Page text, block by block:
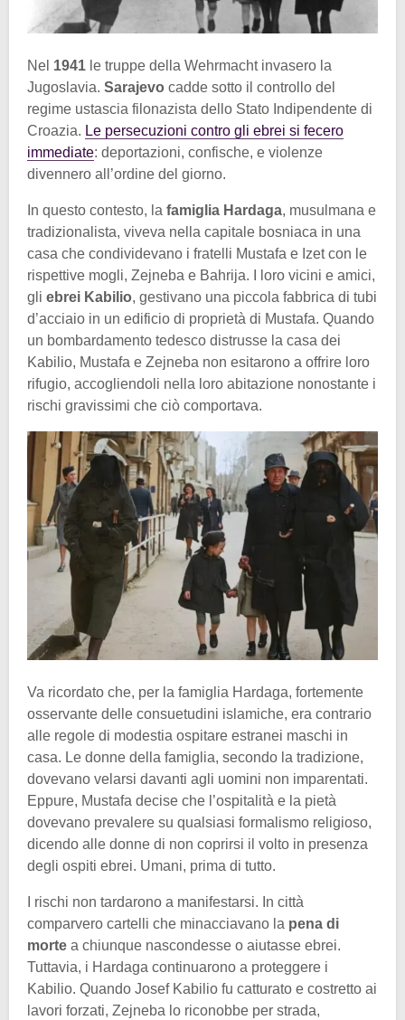
Nel 1941 le truppe della Wehrmacht invasero la
Jugoslavia. Sarajevo cadde sotto il controllo del
regime ustascia filonazista dello Stato Indipendente di
Croazia. Le persecuzioni contro gli ebrei si fecero
immediate: deportazioni, confische, e violenze
divennero all’ordine del giorno.
In questo contesto, la famiglia Hardaga, musulmana e
tradizionalista, viveva nella capitale bosniaca in una
casa che condividevano i fratelli Mustafa e Izet con le
rispettive mogli, Zejneba e Bahrija. I loro vicini e amici,
gli ebrei Kabilio, gestivano una piccola fabbrica di tubi
d’acciaio in un edificio di proprietà di Mustafa. Quando
un bombardamento tedesco distrusse la casa dei
Kabilio, Mustafa e Zejneba non esitarono a offrire loro
rifugio, accogliendoli nella loro abitazione nonostante i
rischi gravissimi che ciò comportava.
Va ricordato che, per la famiglia Hardaga, fortemente
osservante delle consuetudini islamiche, era contrario
alle regole di modestia ospitare estranei maschi in
casa. Le donne della famiglia, secondo la tradizione,
dovevano velarsi davanti agli uomini non imparentati.
Eppure, Mustafa decise che l’ospitalità e la pietà
dovevano prevalere su qualsiasi formalismo religioso,
dicendo alle donne di non coprirsi il volto in presenza
degli ospiti ebrei. Umani, prima di tutto.
I rischi non tardarono a manifestarsi. In città
comparvero cartelli che minacciavano la pena di
morte a chiunque nascondesse o aiutasse ebrei.
Tuttavia, i Hardaga continuarono a proteggere i
Kabilio. Quando Josef Kabilio fu catturato e costretto ai
lavori forzati, Zejneba lo riconobbe per strada,